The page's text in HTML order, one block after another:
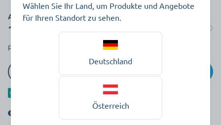
Art.-Nr. 810808
17,59 €
pro Stück zzgl. MwSt.
In den Warenkorb
Als separaten Artikel hinzufügen
Wählen Sie Ihr Land, um Produkte und Angebote
für Ihren Standort zu sehen.
Deutschland
Österreich